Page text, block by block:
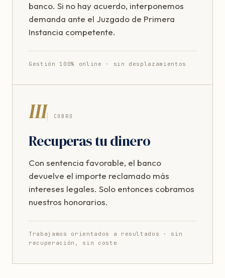
banco. Si no hay acuerdo, interponemos
demanda ante el Juzgado de Primera
Instancia competente.
Gestión 100% online · sin desplazamientos
III COBRO
Recuperas tu dinero
Con sentencia favorable, el banco
devuelve el importe reclamado más
intereses legales. Solo entonces cobramos
nuestros honorarios.
Trabajamos orientados a resultados · sin
recuperación, sin coste